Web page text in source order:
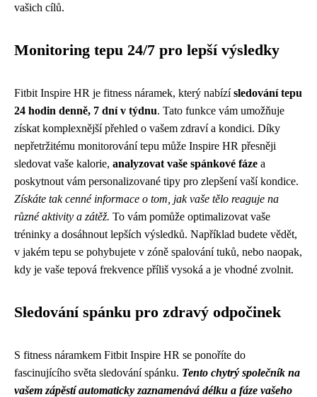
vašich cílů.
Monitoring tepu 24/7 pro lepší výsledky
Fitbit Inspire HR je fitness náramek, který nabízísledování tepu
24 hodin denně, 7 dní v týdnu. Tato funkce vám umožňuje
získat komplexnější přehled o vašem zdraví a kondici. Díky
nepřetržitému monitorování tepu může Inspire HR přesněji
sledovat vaše kalorie, analyzovat vaše spánkové fáze a
poskytnout vám personalizované tipy pro zlepšení vaší kondice.
Získáte tak cenné informace o tom, jak vaše tělo reaguje na
různé aktivity a zátěž. To vám pomůže optimalizovat vaše
tréninky a dosáhnout lepších výsledků. Například budete vědět,
v jakém tepu se pohybujete v zóně spalování tuků, nebo naopak,
kdy je vaše tepová frekvence příliš vysoká a je vhodné zvolnit.
Sledování spánku pro zdravý odpočinek
S fitness náramkem Fitbit Inspire HR se ponoříte do
fascinujícího světa sledování spánku. Tento chytrý společník na
vašem zápěstí automaticky zaznamenává délku a fáze vašeho